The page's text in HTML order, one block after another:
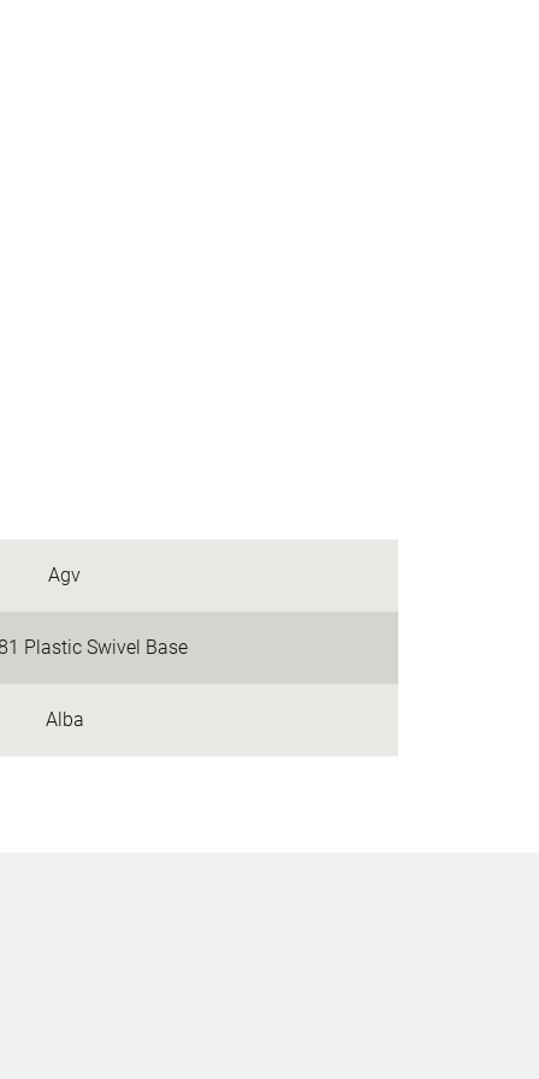
Agv
Plastic Swivel Base
Alba